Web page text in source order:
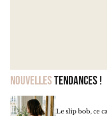
Nouvellestendances !
Le slip bob, ce